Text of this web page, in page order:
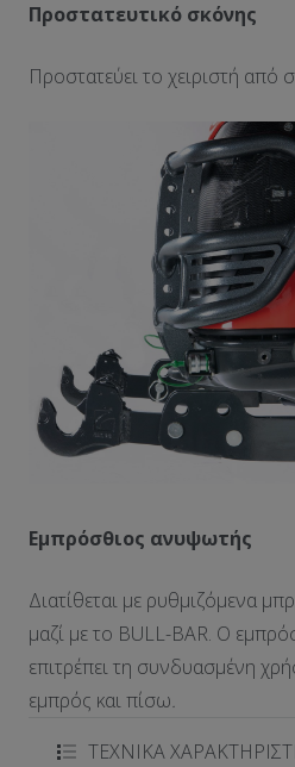
Προστατευτικό σκόνης
Προστατεύει το χειριστή από
Εμπρόσθιος ανυψωτής
Διατίθεται με ρυθμιζόμενα
μαζί με το BULL-BAR. Ο
επιτρέπει τη συνδυασμένη
εμπρός και πίσω.
ΤΕΧΝΙΚΑ